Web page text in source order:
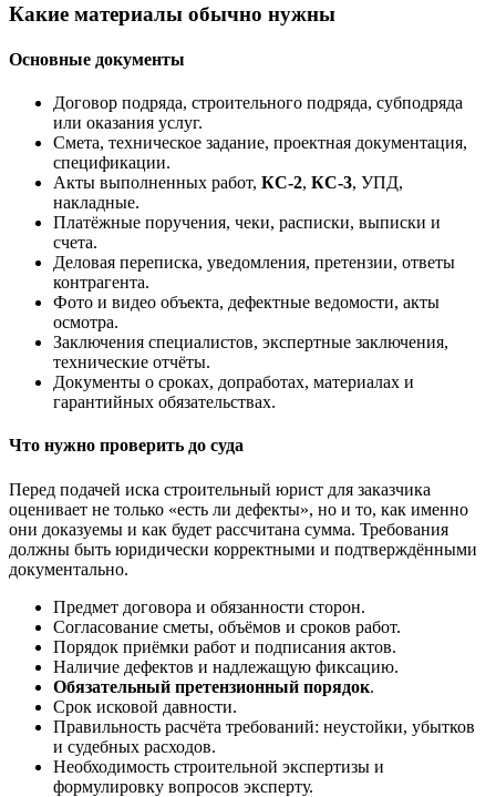
Какие материалы обычно нужны
Основные документы
Договор подряда, строительного подряда, субподряда
или оказания услуг.
Смета, техническое задание, проектная документация,
спецификации.
Акты выполненных работ, КС-2, КС-3, УПД,
накладные.
Платёжные поручения, чеки, расписки, выписки и
счета.
Деловая переписка, уведомления, претензии, ответы
контрагента.
Фото и видео объекта, дефектные ведомости, акты
осмотра.
Заключения специалистов, экспертные заключения,
технические отчёты.
Документы о сроках, допработах, материалах и
гарантийных обязательствах.
Что нужно проверить до суда
Перед подачей иска строительный юрист для заказчика
оценивает не только «есть ли дефекты», но и то, как именно
они доказуемы и как будет рассчитана сумма. Требования
должны быть юридически корректными и подтверждёнными
документально.
Предмет договора и обязанности сторон.
Согласование сметы, объёмов и сроков работ.
Порядок приёмки работ и подписания актов.
Наличие дефектов и надлежащую фиксацию.
Обязательный претензионный порядок.
Срок исковой давности.
Правильность расчёта требований: неустойки, убытков
и судебных расходов.
Необходимость строительной экспертизы и
формулировку вопросов эксперту.